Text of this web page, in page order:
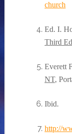
church
Ed. I.
Third
Everett
NT,
Ibid.
http://